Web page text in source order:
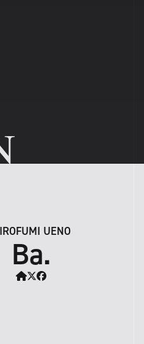
UENO
Ba.